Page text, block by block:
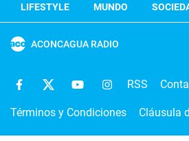
LIFESTYLE MUNDO
ACONCAGUA RADIO
RSS
Términos y Condiciones Cláusula